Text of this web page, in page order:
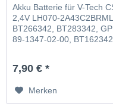
Akku Batterie für V-Tech
2,4V LH070-
BT266342, BT283342,
89-1347-02-00,
7,90 € *
Merken